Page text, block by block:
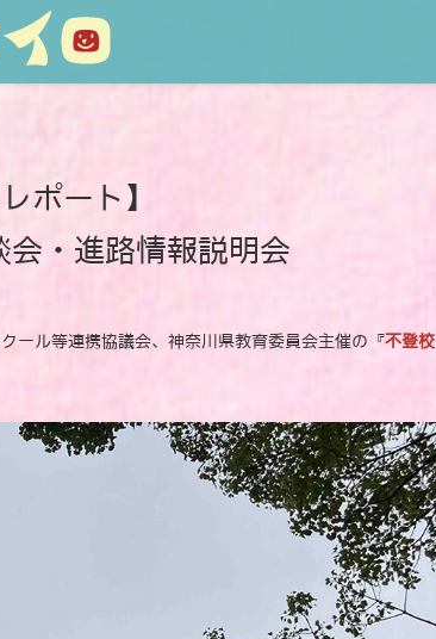
ポート】
・進路情報説明会
ール等連携協議会、神奈川県教育委員会主催の『不登校